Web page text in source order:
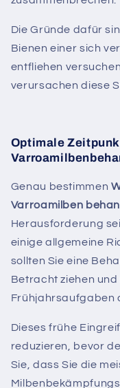
Die Gründe dafür
Bienen einer sich
entfliehen
verursachen diese
Optimale
Genau bestimmen
Varroamilben
Herausforderung
einige allgemeine
sollten Sie eine
Betracht ziehen
Frühjahrsaufgaben
Dieses frühe
reduzieren, bevor
Sie, dass Sie die